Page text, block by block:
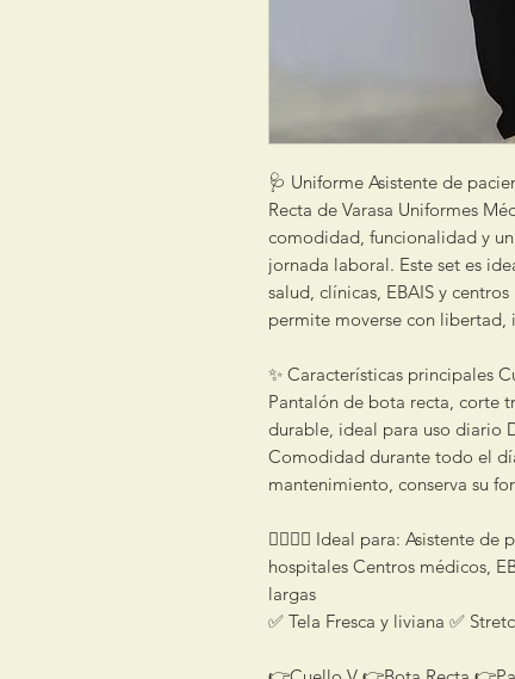
🩺 Uniforme Asistente de
Recta de Varasa Uniformes
comodidad, funcionalidad y
jornada laboral. Este set es
salud, clínicas, EBAIS y
permite moverse con libertad,
✨ Características principales
Pantalón de bota recta, corte
durable, ideal para uso diario
Comodidad durante todo el
mantenimiento, conserva su
👩‍⚕️👨‍⚕️ Ideal para: Asistente
hospitales Centros médicos,
largas
✅ Tela Fresca y liviana ✅